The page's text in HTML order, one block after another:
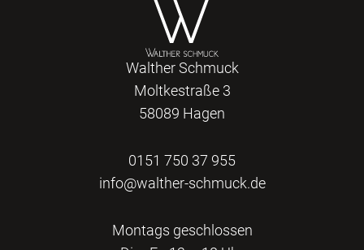
Walther Schmuck
Moltkestraße 3
58089 Hagen
0151 750 37 955
info@walther-schmuck.de
Montags geschlossen